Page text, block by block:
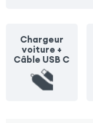
Chargeur
voiture +
Câble USB C